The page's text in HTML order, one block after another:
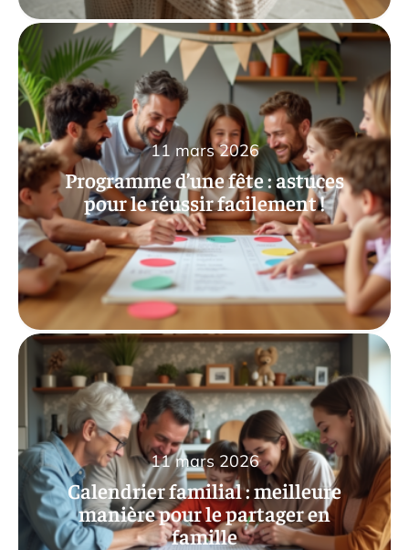
Programme d’une fête : astuces
pour le réussir facilement !
11 mars 2026
Calendrier familial : meilleure
manière pour le partager en
famille
11 mars 2026